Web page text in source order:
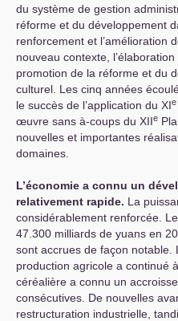
du système de gestion
réforme et du développement
renforcement et l’amélioration
nouveau contexte, l’élaboration
promotion de la réforme et du
culturel. Les cinq années
le succès de l’application du XIe
œuvre sans à-coups du XIIe
nouvelles et importantes
domaines.
L’économie a connu un
relativement rapide. La
considérablement renforcée. Le
47.300 milliards de yuans en
sont accrues de façon notable.
production agricole a continué
céréalière a connu un
consécutives. De nouvelles
restructuration industrielle,